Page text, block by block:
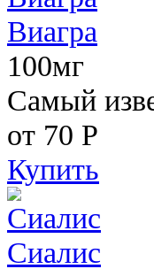
Виагра
100мг
Самый
от 70 Р
Купить
Сиалис